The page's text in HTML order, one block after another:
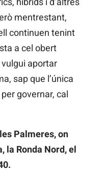
mentrestant,
continuen tenint
a cel obert
aportar
sap que l’única
governar, cal
Palmeres, on
la Ronda Nord, el